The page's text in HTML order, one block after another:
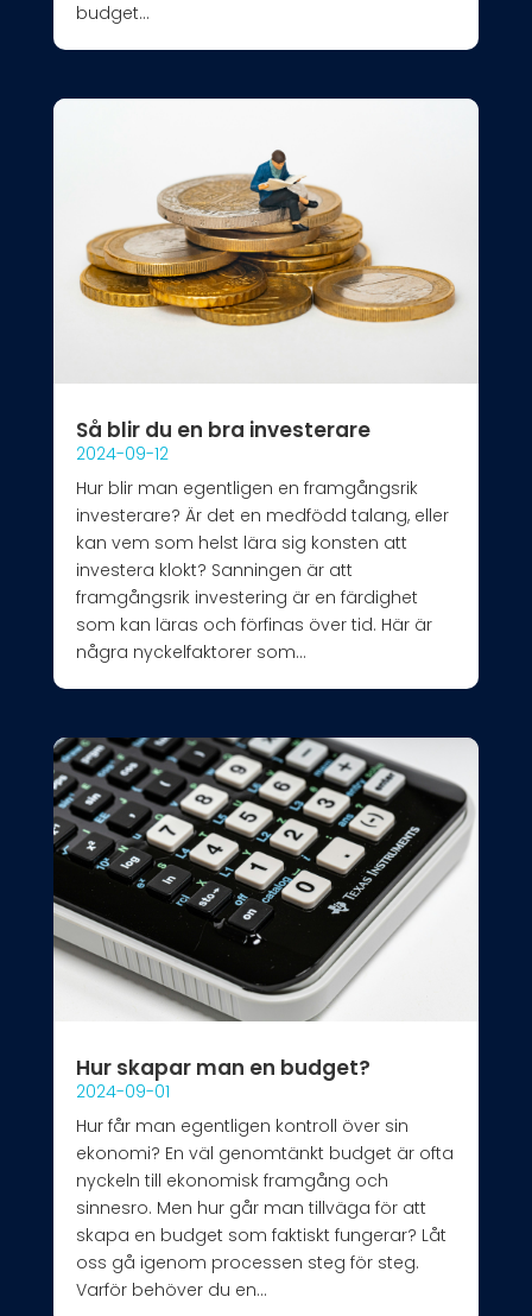
budget...
Så blir du en bra investerare
2024-09-12
Hur blir man egentligen en framgångsrik
investerare? Är det en medfödd talang, eller
kan vem som helst lära sig konsten att
investera klokt? Sanningen är att
framgångsrik investering är en färdighet
som kan läras och förfinas över tid. Här är
några nyckelfaktorer som...
Hur skapar man en budget?
2024-09-01
Hur får man egentligen kontroll över sin
ekonomi? En väl genomtänkt budget är ofta
nyckeln till ekonomisk framgång och
sinnesro. Men hur går man tillväga för att
skapa en budget som faktiskt fungerar? Låt
oss gå igenom processen steg för steg.
Varför behöver du en...